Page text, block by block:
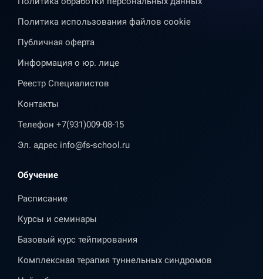
Политика использования файлов cookie
Публичная оферта
Информация о юр. лице
Реестр Специалистов
Контакты
Телефон +7(931)009-08-15
Эл. адрес info@fs-school.ru
Обучение
Расписание
Курсы и семинары
Базовый курс тейпирования
Комплексная терапия туннельных синдромов